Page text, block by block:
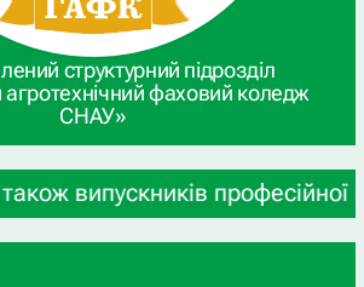
структурний підрозділ
агротехнічний фаховий коледж
СНАУ»
професійної